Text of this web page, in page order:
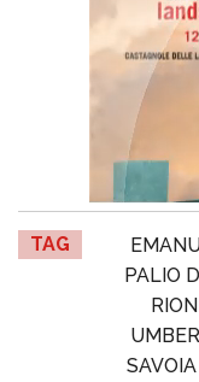
TAG
PALIO
SAVOIA